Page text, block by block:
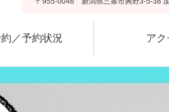
／予約状況 アク